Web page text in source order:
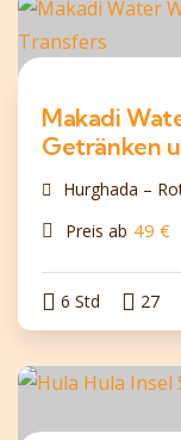
Makadi
Getränken
Hurghada –
Preis ab 49 €
6 Std 27